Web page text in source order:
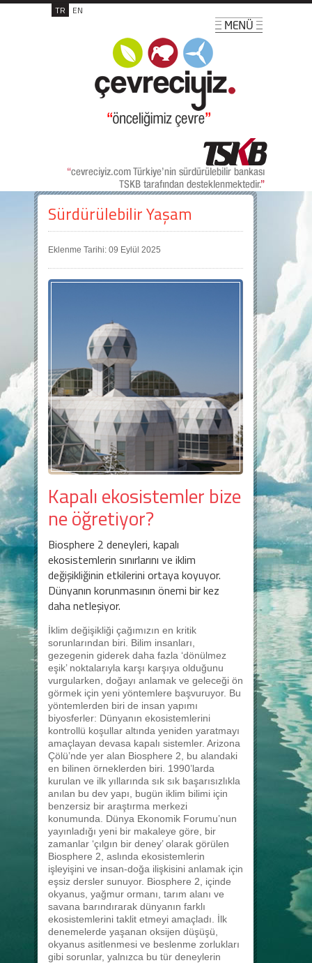
TR EN
Sürdürülebilir Yaşam
Eklenme Tarihi: 09 Eylül 2025
Kapalı ekosistemler bize
ne öğretiyor?
Biosphere 2 deneyleri, kapalı
ekosistemlerin sınırlarını ve iklim
değişikliğinin etkilerini ortaya koyuyor.
Dünyanın korunmasının önemi bir kez
daha netleşiyor.
İklim değişikliği çağımızın en kritik
sorunlarından biri. Bilim insanları,
gezegenin giderek daha fazla ‘dönülmez
eşik’ noktalarıyla karşı karşıya olduğunu
vurgularken, doğayı anlamak ve geleceği ön
görmek için yeni yöntemlere başvuruyor. Bu
yöntemlerden biri de insan yapımı
biyosferler: Dünyanın ekosistemlerini
kontrollü koşullar altında yeniden yaratmayı
amaçlayan devasa kapalı sistemler. Arizona
Çölü’nde yer alan Biosphere 2, bu alandaki
en bilinen örneklerden biri. 1990’larda
kurulan ve ilk yıllarında sık sık başarısızlıkla
anılan bu dev yapı, bugün iklim bilimi için
benzersiz bir araştırma merkezi
konumunda. Dünya Ekonomik Forumu’nun
yayınladığı yeni bir makaleye göre, bir
zamanlar ‘çılgın bir deney’ olarak görülen
Biosphere 2, aslında ekosistemlerin
işleyişini ve insan-doğa ilişkisini anlamak için
eşsiz dersler sunuyor. Biosphere 2, içinde
okyanus, yağmur ormanı, tarım alanı ve
savana barındırarak dünyanın farklı
ekosistemlerini taklit etmeyi amaçladı. İlk
denemelerde yaşanan oksijen düşüşü,
okyanus asitlenmesi ve beslenme zorlukları
gibi sorunlar, yalnızca bu tür deneylerin